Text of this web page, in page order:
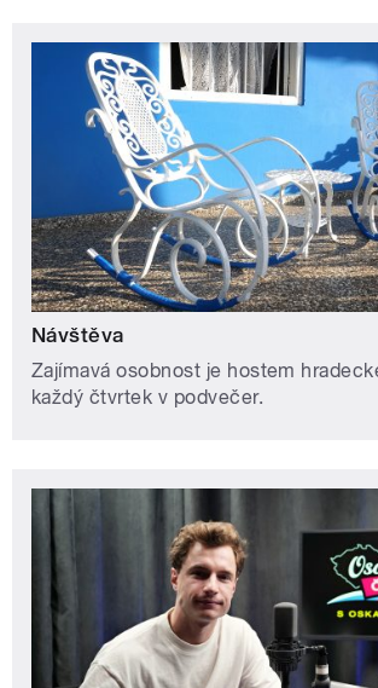
Návštěva
Zajímavá osobnost je hostem
každý čtvrtek v podvečer.